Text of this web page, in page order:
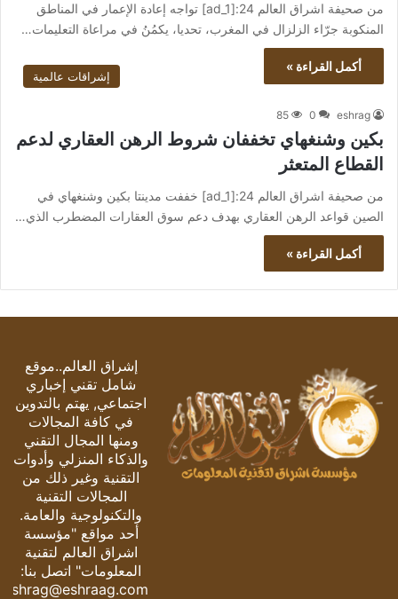
من صحيفة اشراق العالم 24:[ad_1] تواجه إعادة الإعمار في المناطق
المنكوبة جرّاء الزلزال في المغرب، تحديا، يكمُنُ في مراعاة التعليمات…
أكمل القراءة »
إشراقات عالمية
eshrag
0
85
بكين وشنغهاي تخففان شروط الرهن العقاري لدعم
القطاع المتعثر
من صحيفة اشراق العالم 24:[ad_1] خففت مدينتا بكين وشنغهاي في
الصين قواعد الرهن العقاري بهدف دعم سوق العقارات المضطرب الذي…
أكمل القراءة »
إشراق العالم..موقع
شامل تقني إخباري
اجتماعي, يهتم بالتدوين
في كافة المجالات
ومنها المجال التقني
والذكاء المنزلي وأدوات
التقنية وغير ذلك من
المجالات التقنية
والتكنولوجية والعامة.
أحد مواقع "مؤسسة
اشراق العالم لتقنية
المعلومات" اتصل بنا:
eshrag@eshraag.com